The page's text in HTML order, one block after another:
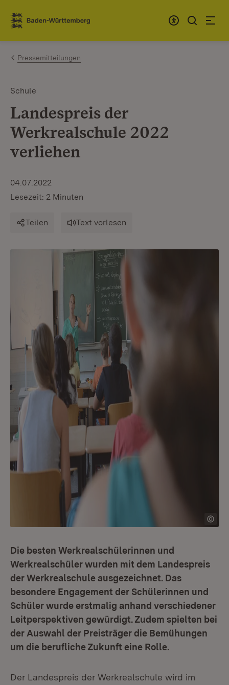
Zum Inhalt springen
Link zur Startseite
Pressemitteilungen
Schule
Landespreis der
Werkrealschule 2022
verliehen
04.07.2022
Lesezeit: 2 Minuten
Teilen Text vorlesen
Die besten Werkrealschülerinnen und
Werkrealschüler wurden mit dem Landespreis
der Werkrealschule ausgezeichnet. Das
besondere Engagement der Schülerinnen und
Schüler wurde erstmalig anhand verschiedener
Leitperspektiven gewürdigt. Zudem spielten bei
der Auswahl der Preisträger die Bemühungen
um die berufliche Zukunft eine Rolle.
Der Landespreis der Werkrealschule wird im